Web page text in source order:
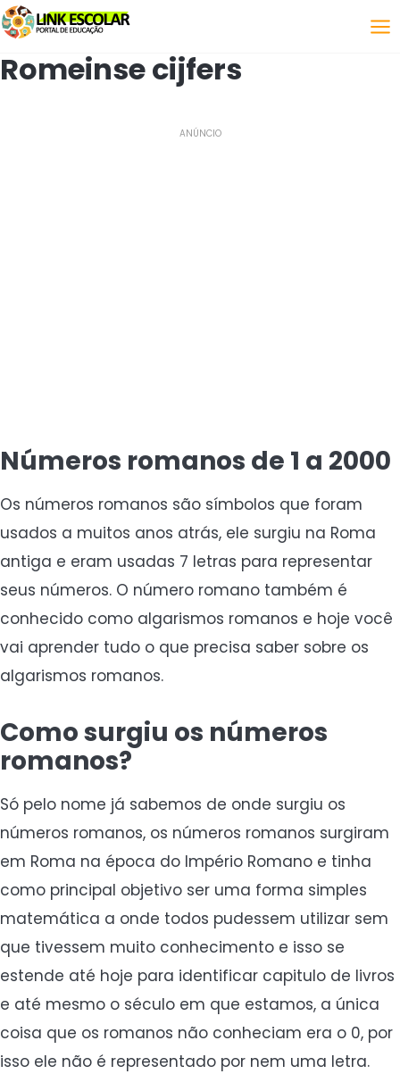
Koppeling
Romeinse cijfers
ANÚNCIO
Números romanos de 1 a 2000
Os números romanos são símbolos que foram
usados a muitos anos atrás, ele surgiu na Roma
antiga e eram usadas 7 letras para representar
seus números. O número romano também é
conhecido como algarismos romanos e hoje você
vai aprender tudo o que precisa saber sobre os
algarismos romanos.
Como surgiu os números
romanos?
Só pelo nome já sabemos de onde surgiu os
números romanos, os números romanos surgiram
em Roma na época do Império Romano e tinha
como principal objetivo ser uma forma simples
matemática a onde todos pudessem utilizar sem
que tivessem muito conhecimento e isso se
estende até hoje para identificar capitulo de livros
e até mesmo o século em que estamos, a única
coisa que os romanos não conheciam era o 0, por
isso ele não é representado por nem uma letra.